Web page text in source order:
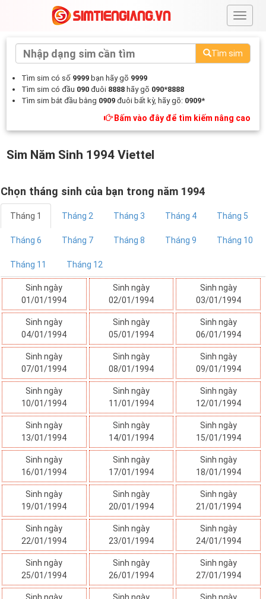
#
Tìm sim
Tìm sim có số 9999 bạn hãy gõ 9999
Tìm sim có đầu 090 đuôi 8888 hãy gõ 090*8888
Tìm sim bắt đầu bằng 0909 đuôi bất kỳ, hãy gõ: 0909*
Bấm vào đây để tìm kiếm nâng cao
Sim Năm Sinh 1994 Viettel
Chọn tháng sinh của bạn trong năm 1994
Tháng 1 Tháng 2 Tháng 3 Tháng 4 Tháng 5
Tháng 6 Tháng 7 Tháng 8 Tháng 9 Tháng 10
Tháng 11 Tháng 12
Sinh ngày
01/01/1994
Sinh ngày
02/01/1994
Sinh ngày
03/01/1994
Sinh ngày
04/01/1994
Sinh ngày
05/01/1994
Sinh ngày
06/01/1994
Sinh ngày
07/01/1994
Sinh ngày
08/01/1994
Sinh ngày
09/01/1994
Sinh ngày
10/01/1994
Sinh ngày
11/01/1994
Sinh ngày
12/01/1994
Sinh ngày
13/01/1994
Sinh ngày
14/01/1994
Sinh ngày
15/01/1994
Sinh ngày
16/01/1994
Sinh ngày
17/01/1994
Sinh ngày
18/01/1994
Sinh ngày
19/01/1994
Sinh ngày
20/01/1994
Sinh ngày
21/01/1994
Sinh ngày
22/01/1994
Sinh ngày
23/01/1994
Sinh ngày
24/01/1994
Sinh ngày
25/01/1994
Sinh ngày
26/01/1994
Sinh ngày
27/01/1994